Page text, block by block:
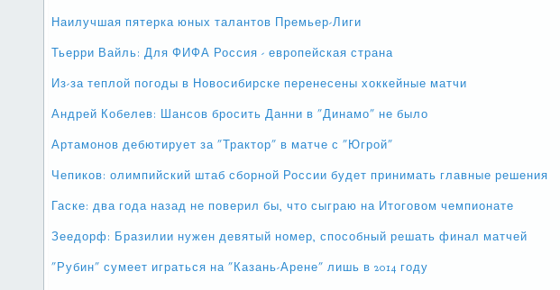
Наилучшая пятерка юных талантов Премьер-Лиги
Тьерри Вайль: Для ФИФА Россия - европейская страна
Из-за теплой погоды в Новосибирске перенесены хоккейные матчи
Андрей Кобелев: Шансов бросить Данни в "Динамо" не было
Артамонов дебютирует за "Трактор" в матче с "Югрой"
Чепиков: олимпийский штаб сборной России будет принимать главные решения
Гаске: два года назад не поверил бы, что сыграю на Итоговом чемпионате
Зеедорф: Бразилии нужен девятый номер, способный решать финал матчей
"Рубин" сумеет играться на "Казань-Арене" лишь в 2014 году